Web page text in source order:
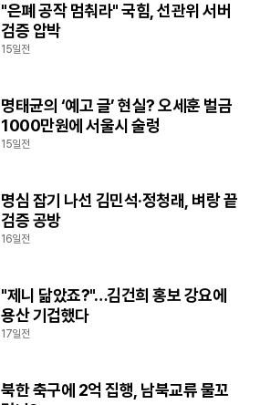
"은폐 공작 멈춰라" 국힘, 선관위 서버
검증 압박
15일전
명태균의 ‘예고 글’ 현실? 오세훈 벌금
1000만원에 서울시 술렁
15일전
명심 잡기 나선 김민석·정청래, 벼랑 끝
검증 공방
16일전
"제니 닮았죠?"…김건희 홍보 강요에
용산 기겁했다
17일전
북한 축구에 2억 집행, 남북교류 물꼬